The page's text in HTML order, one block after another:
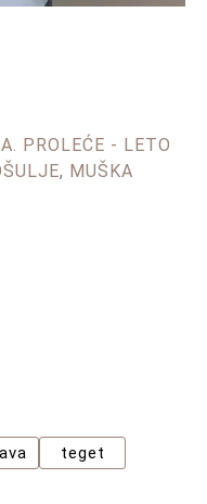
PROLEĆE - LETO
, MUŠKA
teget